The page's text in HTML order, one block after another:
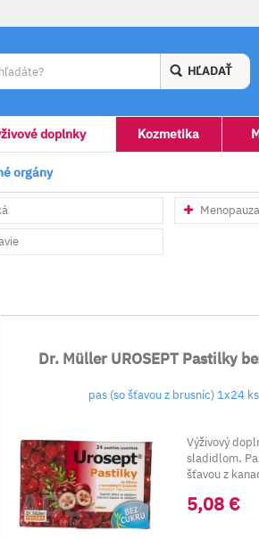
HĽADAŤ
doplnky Kozmetika
orgány
Dr. Müller UROSEPT Pastilky
pas (so šťavou z brusníc) 1x24 ks
Výživový
sladidlom.
šťavou z
macrocar...
5,08 €